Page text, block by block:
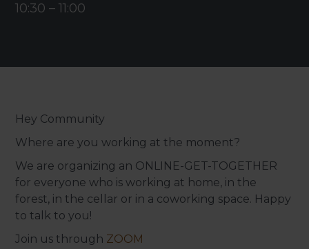
10:30 –11:00
Hey Community
Where are you working at the moment?
We are organizing an ONLINE-GET-TOGETHER
for everyone who is working at home, in the
forest, in the cellar or in a coworking space. Happy
to talk to you!
Join us through ZOOM